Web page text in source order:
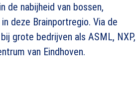
de nabijheid van bossen,
deze Brainportregio. Via de
grote bedrijven als ASML, NXP,
van Eindhoven.